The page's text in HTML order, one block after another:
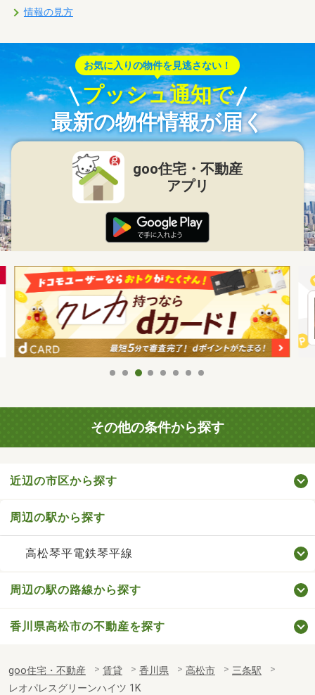
情報の見方
お気に入りの物件を見逃さない！
プッシュ通知で
最新の物件情報が届く
goo住宅・不動産
アプリ
その他の条件から探す
近辺の市区から探す
周辺の駅から探す
高松琴平電鉄琴平線
周辺の駅の路線から探す
香川県高松市の不動産を探す
goo住宅・不動産 賃貸 香川県 高松市
三条駅
レオパレスグリーンハイツ 1K